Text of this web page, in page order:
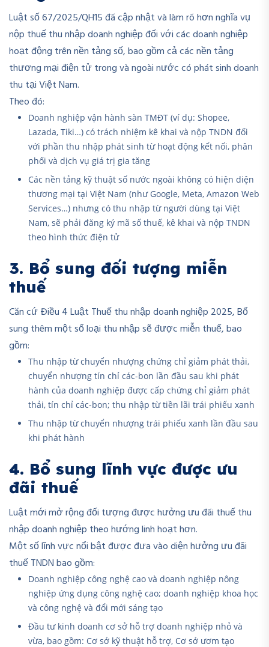
Luật số 67/2025/QH15 đã cập nhật và làm rõ hơn nghĩa vụ
nộp thuế thu nhập doanh nghiệp đối với các doanh nghiệp
hoạt động trên nền tảng số, bao gồm cả các nền tảng
thương mại điện tử trong và ngoài nước có phát sinh doanh
thu tại Việt Nam.
Theo đó:
Doanh nghiệp vận hành sàn TMĐT (ví dụ: Shopee,
Lazada, Tiki…) có trách nhiệm kê khai và nộp TNDN đối
với phần thu nhập phát sinh từ hoạt động kết nối, phân
phối và dịch vụ giá trị gia tăng
Các nền tảng kỹ thuật số nước ngoài không có hiện diện
thương mại tại Việt Nam (như Google, Meta, Amazon Web
Services…) nhưng có thu nhập từ người dùng tại Việt
Nam, sẽ phải đăng ký mã số thuế, kê khai và nộp TNDN
theo hình thức điện tử
3. Bổ sung đối tượng miễn
thuế
Căn cứ Điều 4 Luật Thuế thu nhập doanh nghiệp 2025, Bổ
sung thêm một số loại thu nhập sẽ được miễn thuế, bao
gồm:
Thu nhập từ chuyển nhượng chứng chỉ giảm phát thải,
chuyển nhượng tín chỉ các-bon lần đầu sau khi phát
hành của doanh nghiệp được cấp chứng chỉ giảm phát
thải, tín chỉ các-bon; thu nhập từ tiền lãi trái phiếu xanh
Thu nhập từ chuyển nhượng trái phiếu xanh lần đầu sau
khi phát hành
4. Bổ sung lĩnh vực được ưu
đãi thuế
Luật mới mở rộng đối tượng được hưởng ưu đãi thuế thu
nhập doanh nghiệp theo hướng linh hoạt hơn.
Một số lĩnh vực nổi bật được đưa vào diện hưởng ưu đãi
thuế TNDN bao gồm:
Doanh nghiệp công nghệ cao và doanh nghiệp nông
nghiệp ứng dụng công nghệ cao; doanh nghiệp khoa học
và công nghệ và đổi mới sáng tạo
Đầu tư kinh doanh cơ sở hỗ trợ doanh nghiệp nhỏ và
vừa, bao gồm: Cơ sở kỹ thuật hỗ trợ, Cơ sở ươm tạo